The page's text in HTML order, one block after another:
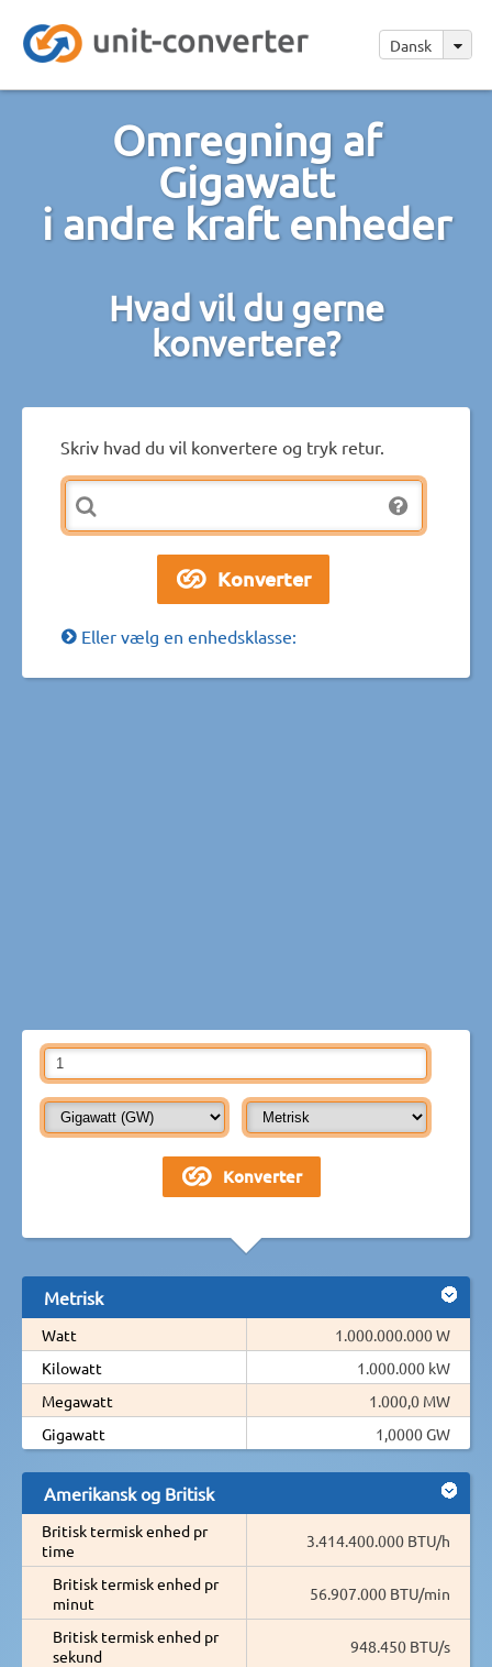
Dansk
Omregning af
Gigawatt
i andre kraft enheder
Hvad vil du gerne
konvertere?
Skriv hvad du vil konvertere og tryk retur.
Eller vælg en enhedsklasse:
Metrisk
Watt
1.000.000.000 W
Kilowatt
1.000.000 kW
Megawatt
1.000,0 MW
Gigawatt
1,0000 GW
Amerikansk og Britisk
Britisk termisk enhed pr
time
3.414.400.000 BTU/h
Britisk termisk enhed pr
minut
56.907.000 BTU/min
Britisk termisk enhed pr
sekund
948.450 BTU/s